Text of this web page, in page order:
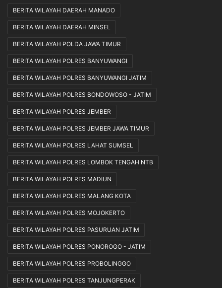
BERITA WILAYAH DAERAH MANADO
BERITA WILAYAH DAERAH MINSEL
BERITA WILAYAH POLDA JAWA TIMUR
BERITA WILAYAH POLRES BANYUWANGI
BERITA WILAYAH POLRES BANYUWANGI JATIM
BERITA WILAYAH POLRES BONDOWOSO - JATIM
BERITA WILAYAH POLRES JEMBER
BERITA WILAYAH POLRES JEMBER JAWA TIMUR
BERITA WILAYAH POLRES LAHAT SUMSEL
BERITA WILAYAH POLRES LOMBOK TENGAH NTB
BERITA WILAYAH POLRES MADIUN
BERITA WILAYAH POLRES MALANG KOTA
BERITA WILAYAH POLRES MOJOKERTO
BERITA WILAYAH POLRES PASURUAN JATIM
BERITA WILAYAH POLRES PONOROGO - JATIM
BERITA WILAYAH POLRES PROBOLINGGO
BERITA WILAYAH POLRES TANJUNGPERAK